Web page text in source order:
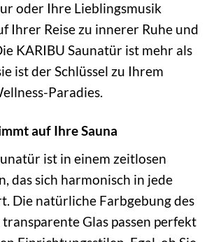
oder Ihre Lieblingsmusik
Ihrer Reise zu innerer Ruhe und
KARIBU Saunatür ist mehr als
ist der Schlüssel zu Ihrem
Paradies.
auf Ihre Sauna
ist in einem zeitlosen
das sich harmonisch in jede
Die natürliche Farbgebung des
Glas passen perfekt